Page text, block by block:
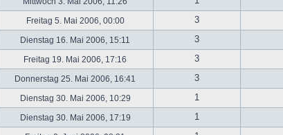
Freitag 5. Mai 2006, 00:00
3
Dienstag 16. Mai 2006, 15:11
3
Freitag 19. Mai 2006, 17:16
3
Donnerstag 25. Mai 2006, 16:41
3
Dienstag 30. Mai 2006, 10:29
1
Dienstag 30. Mai 2006, 17:19
1